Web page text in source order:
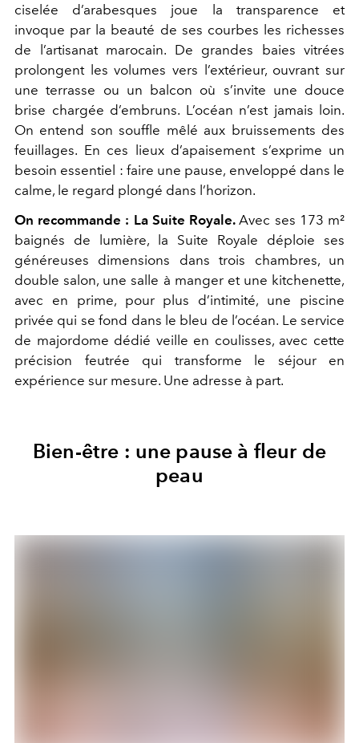
ciselée d’arabesques joue la transparence et
invoque par la beauté de ses courbes les richesses
de l’artisanat marocain. De grandes baies vitrées
prolongent les volumes vers l’extérieur, ouvrant sur
une terrasse ou un balcon où s’invite une douce
brise chargée d’embruns. L’océan n’est jamais loin.
On entend son souffle mêlé aux bruissements des
feuillages. En ces lieux d’apaisement s’exprime un
besoin essentiel : faire une pause, enveloppé dans le
calme, le regard plongé dans l’horizon.
On recommande : La Suite Royale.Avec ses 173 m²
baignés de lumière, la Suite Royale déploie ses
généreuses dimensions dans trois chambres, un
double salon, une salle à manger et une kitchenette,
avec en prime, pour plus d’intimité, une piscine
privée qui se fond dans le bleu de l’océan. Le service
de majordome dédié veille en coulisses, avec cette
précision feutrée qui transforme le séjour en
expérience sur mesure. Une adresse à part.
Bien-être : une pause à fleur de
peau